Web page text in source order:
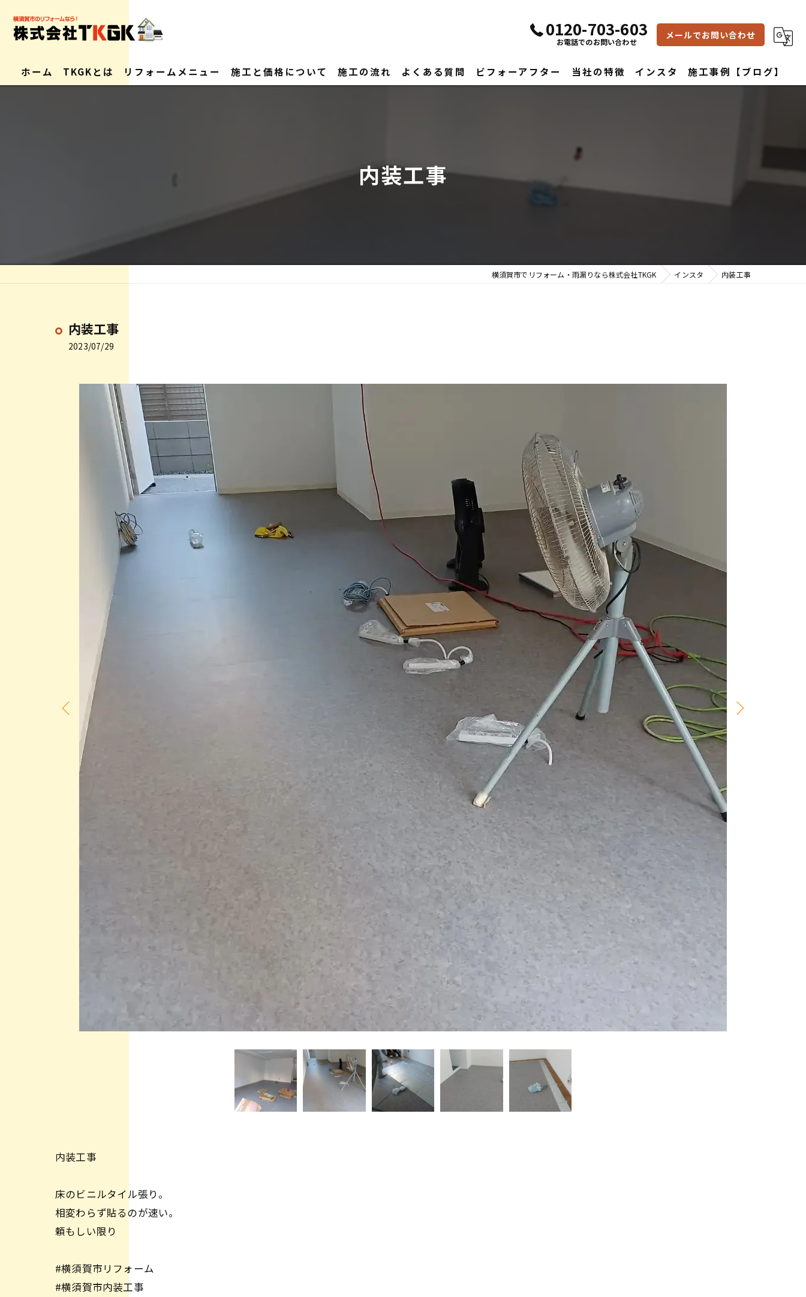
0120-703-603
お電話でのお問い合わせ
メールでお問い合わせ
ホーム TKGKとは リフォームメニュー 施工と価格について 施工の流れ よくある質問 ビフォーアフター 当社の特徴 インスタ 施工事例【ブログ】
内装工事
横須賀市でリフォーム・雨漏りなら株式会社TKGK インスタ 内装工事
内装工事
2023/07/29
内装工事
床のビニルタイル張り。
相変わらず貼るのが速い。
頼もしい限り
#横須賀市リフォーム
#横須賀市内装工事